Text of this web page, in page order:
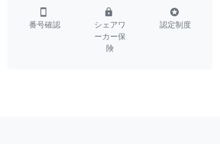
smartphone
番号確認
lock
シェアワ
ーカー保
険
stars
認定制度